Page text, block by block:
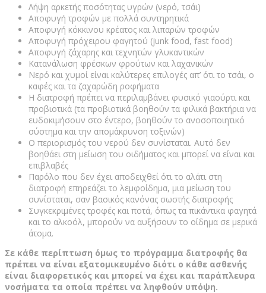
Λήψη αρκετής ποσότητας υγρών (νερό, τσάι)
Αποφυγή τροφών με πολλά συντηρητικά
Αποφυγή κόκκινου κρέατος και λιπαρών τροφών
Αποφυγή πρόχειρου φαγητού (junk food, fast food)
Αποφυγή ζάχαρης και τεχνητών γλυκαντικών
Κατανάλωση φρέσκων φρούτων και λαχανικών
Νερό και χυμοί είναι καλύτερες επιλογές απ’ ότι το τσάι, ο
καφές και τα ζαχαρώδη ροφήματα
Η διατροφή πρέπει να περιλαμβάνει φυσικό γιαούρτι και
προβιοτικά (τα προβιοτικά βοηθούν τα φιλικά βακτήρια να
ευδοκιμήσουν στο έντερο, βοηθούν το ανοσοποιητικό
σύστημα και την απομάκρυνση τοξινών)
Ο περιορισμός του νερού δεν συνίσταται. Αυτό δεν
βοηθάει στη μείωση του οιδήματος και μπορεί να είναι και
επιβλαβές
Παρόλο που δεν έχει αποδειχθεί ότι το αλάτι στη
διατροφή επηρεάζει το λεμφοίδημα, μια μείωση του
συνίσταται, σαν βασικός κανόνας σωστής διατροφής
Συγκεκριμένες τροφές και ποτά, όπως τα πικάντικα φαγητά
και το αλκοόλ, μπορούν να αυξήσουν το οίδημα σε μερικά
άτομα.
Σε κάθε περίπτωση όμως το πρόγραμμα διατροφής θα
πρέπει να είναι εξατομικευμένο διότι ο κάθε ασθενής
είναι διαφορετικός και μπορεί να έχει και παράπλευρα
νοσήματα τα οποία πρέπει να ληφθούν υπόψη.